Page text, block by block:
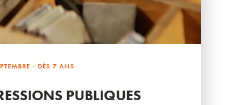
- DÈS 7 ANS
PUBLIQUES